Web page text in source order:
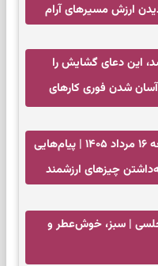
ارزش مسیرهای آرام
این دعای گشایش را
آسان شدن فوری کارهای
فال فرشتگان امروز جمعه ۱۶ مرداد ۱۴۰۵ | پیام‌هایی
چیزهای ارزشمند
| سبز، خوش‌عطر و